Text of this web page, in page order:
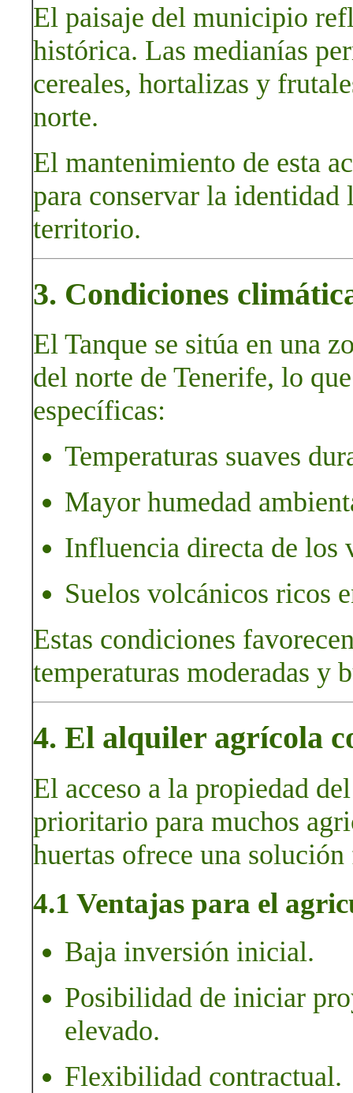
El paisaje del municipio
histórica. Las medianías
cereales, hortalizas y
norte.
El mantenimiento de esta
para conservar la
territorio.
3. Condiciones
El Tanque se sitúa en una
del norte de Tenerife, lo
específicas:
Temperaturas suaves
Mayor humedad
Influencia directa de los
Suelos volcánicos ricos
Estas condiciones
temperaturas moderadas y
4. El alquiler agrícola
El acceso a la propiedad
prioritario para muchos
huertas ofrece una
4.1 Ventajas para el
Baja inversión inicial.
Posibilidad de iniciar
elevado.
Flexibilidad contractual.